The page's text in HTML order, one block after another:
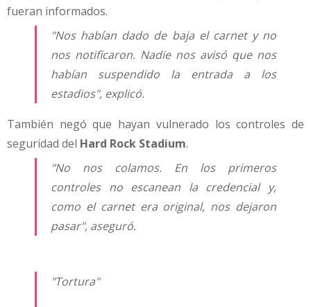
fueran informados.
"Nos habían dado de baja el carnet y no
nos notificaron. Nadie nos avisó que nos
habían suspendido la entrada a los
estadios", explicó.
También negó que hayan vulnerado los controles de
seguridad del Hard Rock Stadium.
"No nos colamos. En los primeros
controles no escanean la credencial y,
como el carnet era original, nos dejaron
pasar", aseguró.
"Tortura"